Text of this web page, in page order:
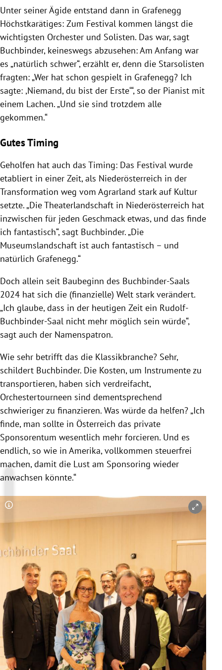
Unter seiner Ägide entstand dann in Grafenegg
Höchstkarätiges: Zum Festival kommen längst die
wichtigsten Orchester und Solisten. Das war, sagt
Buchbinder, keineswegs abzusehen: Am Anfang war
es „natürlich schwer“, erzählt er, denn die Starsolisten
fragten: „Wer hat schon gespielt in Grafenegg? Ich
sagte: ,Niemand, du bist der Erste‘“, so der Pianist mit
einem Lachen. „Und sie sind trotzdem alle
gekommen.“
Gutes Timing
Geholfen hat auch das Timing: Das Festival wurde
etabliert in einer Zeit, als Niederösterreich in der
Transformation weg vom Agrarland stark auf Kultur
setzte. „Die Theaterlandschaft in Niederösterreich hat
inzwischen für jeden Geschmack etwas, und das finde
ich fantastisch“, sagt Buchbinder. „Die
Museumslandschaft ist auch fantastisch – und
natürlich Grafenegg.“
Doch allein seit Baubeginn des Buchbinder-Saals
2024 hat sich die (finanzielle) Welt stark verändert.
„Ich glaube, dass in der heutigen Zeit ein Rudolf-
Buchbinder-Saal nicht mehr möglich sein würde“,
sagt auch der Namenspatron.
Wie sehr betrifft das die Klassikbranche? Sehr,
schildert Buchbinder. Die Kosten, um Instrumente zu
transportieren, haben sich verdreifacht,
Orchestertourneen sind dementsprechend
schwieriger zu finanzieren. Was würde da helfen? „Ich
finde, man sollte in Österreich das private
Sponsorentum wesentlich mehr forcieren. Und es
endlich, so wie in Amerika, vollkommen steuerfrei
machen, damit die Lust am Sponsoring wieder
anwachsen könnte.“
Copyright-Hinweis öffnen/schließen